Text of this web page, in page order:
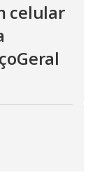
celular